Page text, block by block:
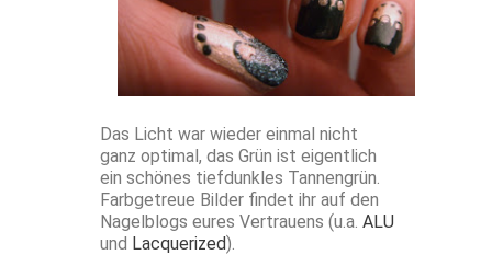
Das Licht war wieder einmal nicht
ganz optimal, das Grün ist eigentlich
ein schönes tiefdunkles Tannengrün.
Farbgetreue Bilder findet ihr auf den
Nagelblogs eures Vertrauens (u.a. ALU
und Lacquerized).